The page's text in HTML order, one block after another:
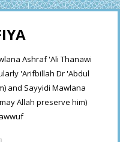
Ashraf 'Ali Thanawi
'Arifbillah Dr 'Abdul
and Sayyidi Mawlana
Allah preserve him)